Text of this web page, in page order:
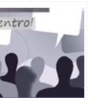
毕业证
551190476申
哪里
以修改成绩单
吗551190476
到国外毕业证
微信551190476
找毕业证封皮